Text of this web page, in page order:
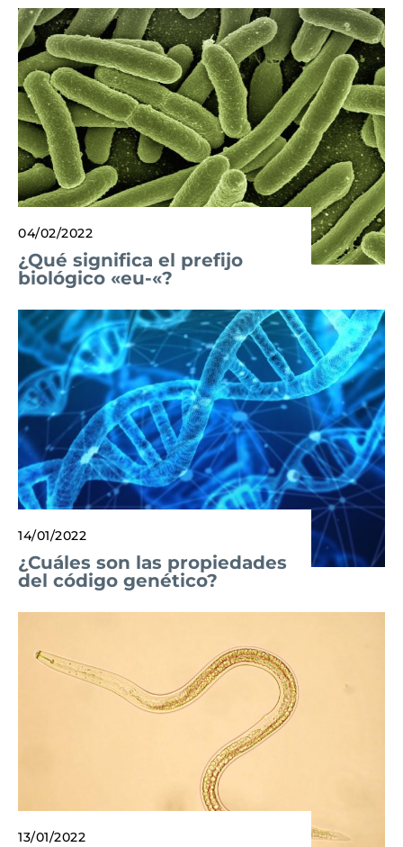
04/02/2022
¿Qué significa el prefijo
biológico «eu-«?
14/01/2022
¿Cuáles son las propiedades
del código genético?
13/01/2022